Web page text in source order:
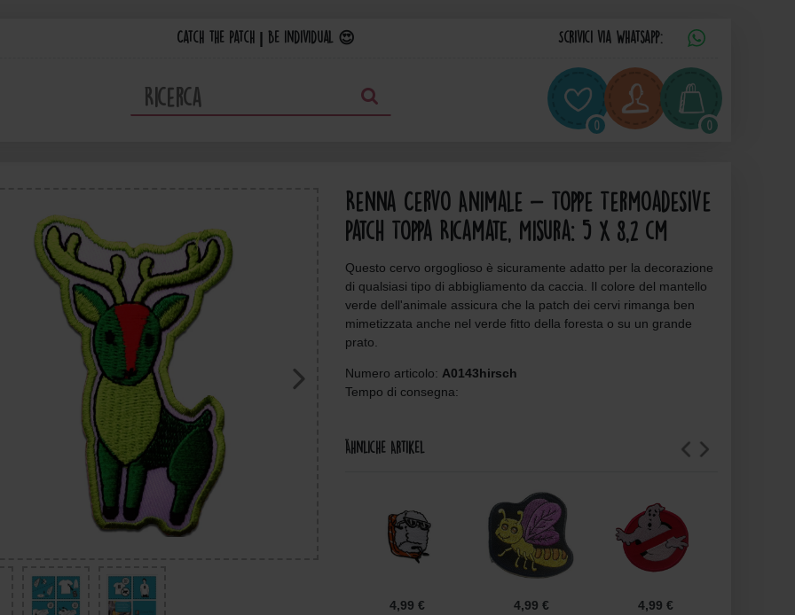
Catch the Patch | Be individual 😍 Scrivici via Whatsapp:
0 0
Renna Cervo Animale - Toppe Termoadesive
Patch Toppa Ricamate, Misura: 5 x 8,2 cm
Questo cervo orgoglioso è sicuramente adatto per la decorazione
di qualsiasi tipo di abbigliamento da caccia. Il colore del mantello
verde dell'animale assicura che la patch dei cervi rimanga ben
mimetizzata anche nel verde fitto della foresta o su un grande
prato.
Numero articolo: A0143hirsch
Tempo di consegna:
Ähnliche Artikel
4,99 € 4,99 € 4,99 € 4,99 € 4,99 €